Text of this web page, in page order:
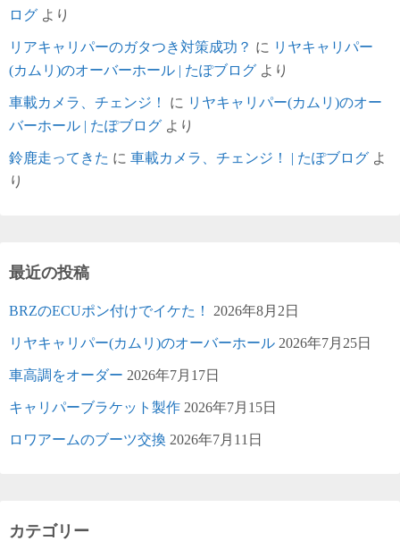
ログ より
リアキャリパーのガタつき対策成功？ に リヤキャリパー
(カムリ)のオーバーホール | たぽブログ より
車載カメラ、チェンジ！ に リヤキャリパー(カムリ)のオー
バーホール | たぽブログ より
鈴鹿走ってきた に 車載カメラ、チェンジ！ | たぽブログ よ
り
最近の投稿
BRZのECUポン付けでイケた！ 2026年8月2日
リヤキャリパー(カムリ)のオーバーホール 2026年7月25日
車高調をオーダー 2026年7月17日
キャリパーブラケット製作 2026年7月15日
ロワアームのブーツ交換 2026年7月11日
カテゴリー